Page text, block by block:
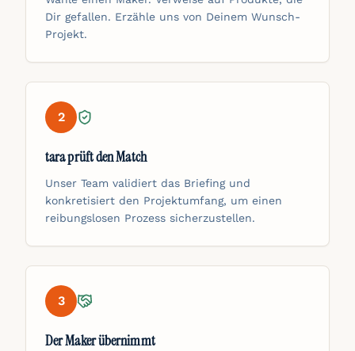
Dir gefallen. Erzähle uns von Deinem Wunsch-
Projekt.
2
tara prüft den Match
Unser Team validiert das Briefing und
konkretisiert den Projektumfang, um einen
reibungslosen Prozess sicherzustellen.
3
Der Maker übernimmt